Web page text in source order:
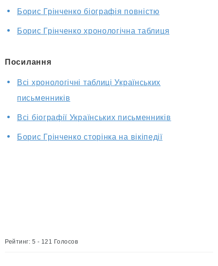
Борис Грінченко біографія повністю
Борис Грінченко хронологічна таблиця
Посилання
Всі хронологічні таблиці Українських
письменників
Всі біографії Українських письменників
Борис Грінченко сторінка на вікіпедії
Рейтинг: 5 - 121 Голосов